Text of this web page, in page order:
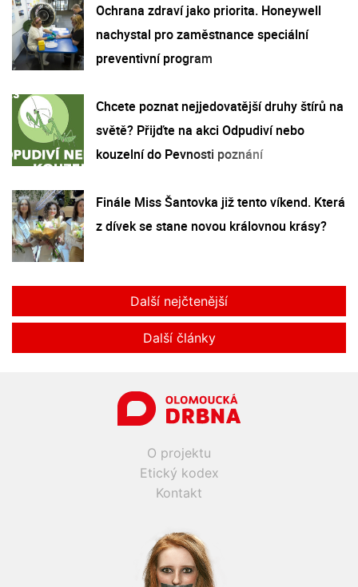
Ochrana zdraví jako priorita. Honeywell
nachystal pro zaměstnance speciální
preventivní program
Chcete poznat nejjedovatější druhy štírů na
světě? Přijďte na akci Odpudiví nebo
kouzelní do Pevnosti poznání
Finále Miss Šantovka již tento víkend. Která
z dívek se stane novou královnou krásy?
Další nejčtenější
Další články
O projektu
Etický kodex
Kontakt